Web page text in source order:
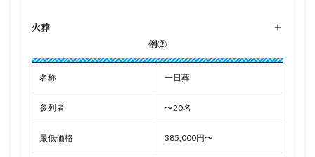
火葬
+
例②
名称 一日葬
参列者 〜20名
最低価格 385,000円〜